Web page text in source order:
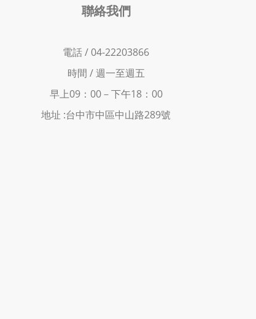
聯絡我們
電話 / 04-22203866
時間 /週一至週五
早上09：00－下午18：00
地址 :台中市中區中山路289號